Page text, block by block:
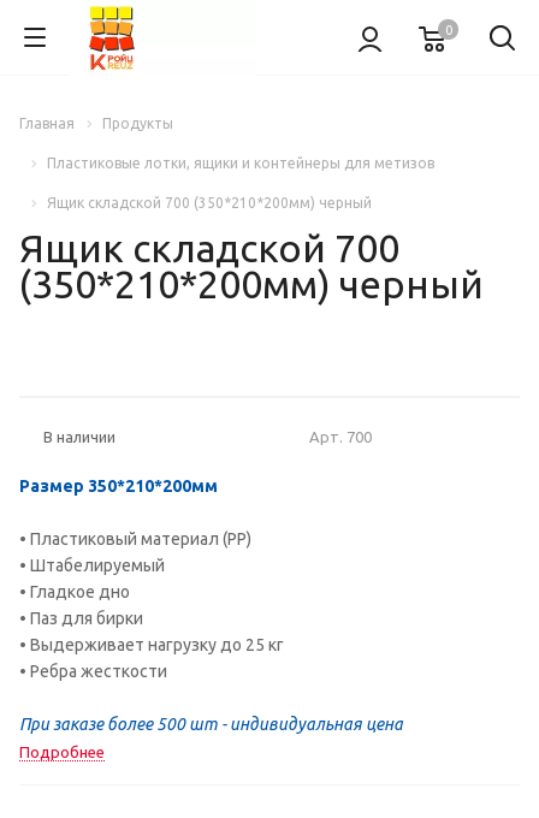
0
Главная Продукты
Пластиковые лотки, ящики и контейнеры для метизов
Ящик складской 700 (350*210*200мм) черный
Ящик складской 700
(350*210*200мм) черный
В наличии Арт. 700
Размер 350*210*200мм
• Пластиковый материал (РР)
• Штабелируемый
• Гладкое дно
• Паз для бирки
• Выдерживает нагрузку до 25 кг
• Ребра жесткости
При заказе более 500 шт - индивидуальная цена
Подробнее